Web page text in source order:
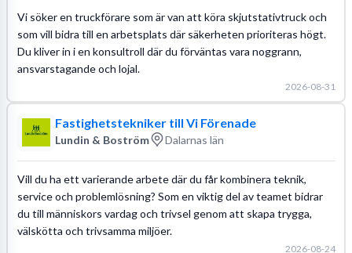
Vi söker en truckförare som är van att köra skjutstativtruck och
som vill bidra till en arbetsplats där säkerheten prioriteras högt.
Du kliver in i en konsultroll där du förväntas vara noggrann,
ansvarstagande och lojal.
2026-08-31
Fastighetstekniker till Vi Förenade
Lundin & Boström Dalarnas län
Vill du ha ett varierande arbete där du får kombinera teknik,
service och problemlösning? Som en viktig del av teamet bidrar
du till människors vardag och trivsel genom att skapa trygga,
välskötta och trivsamma miljöer.
2026-08-24